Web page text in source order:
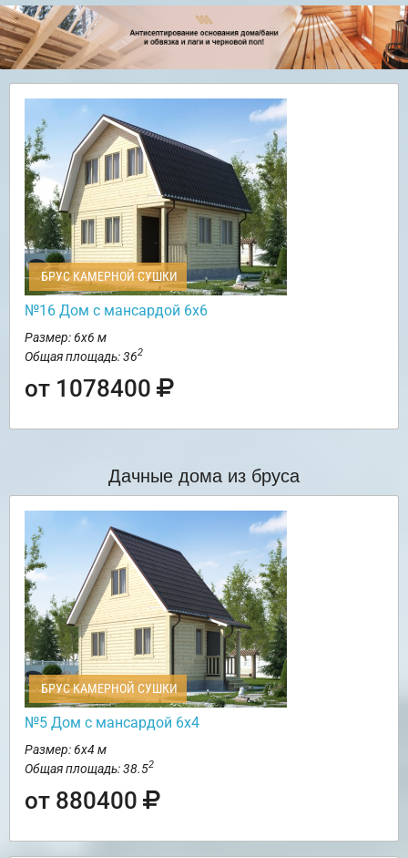
БРУС КАМЕРНОЙ СУШКИ
№16 Дом с мансардой 6х6
Размер: 6х6 м
Общая площадь: 362
от 1078400
Дачные дома из бруса
БРУС КАМЕРНОЙ СУШКИ
№5 Дом с мансардой 6х4
Размер: 6х4 м
Общая площадь: 38.52
от 880400